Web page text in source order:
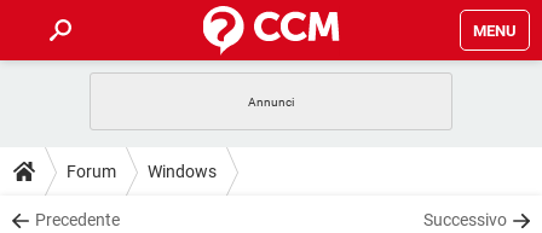
MENU
INTRATTENIMENTO
iOS
GUIDE
COVID-19
DOWNLOAD
Forum Windows
Precedente Successivo